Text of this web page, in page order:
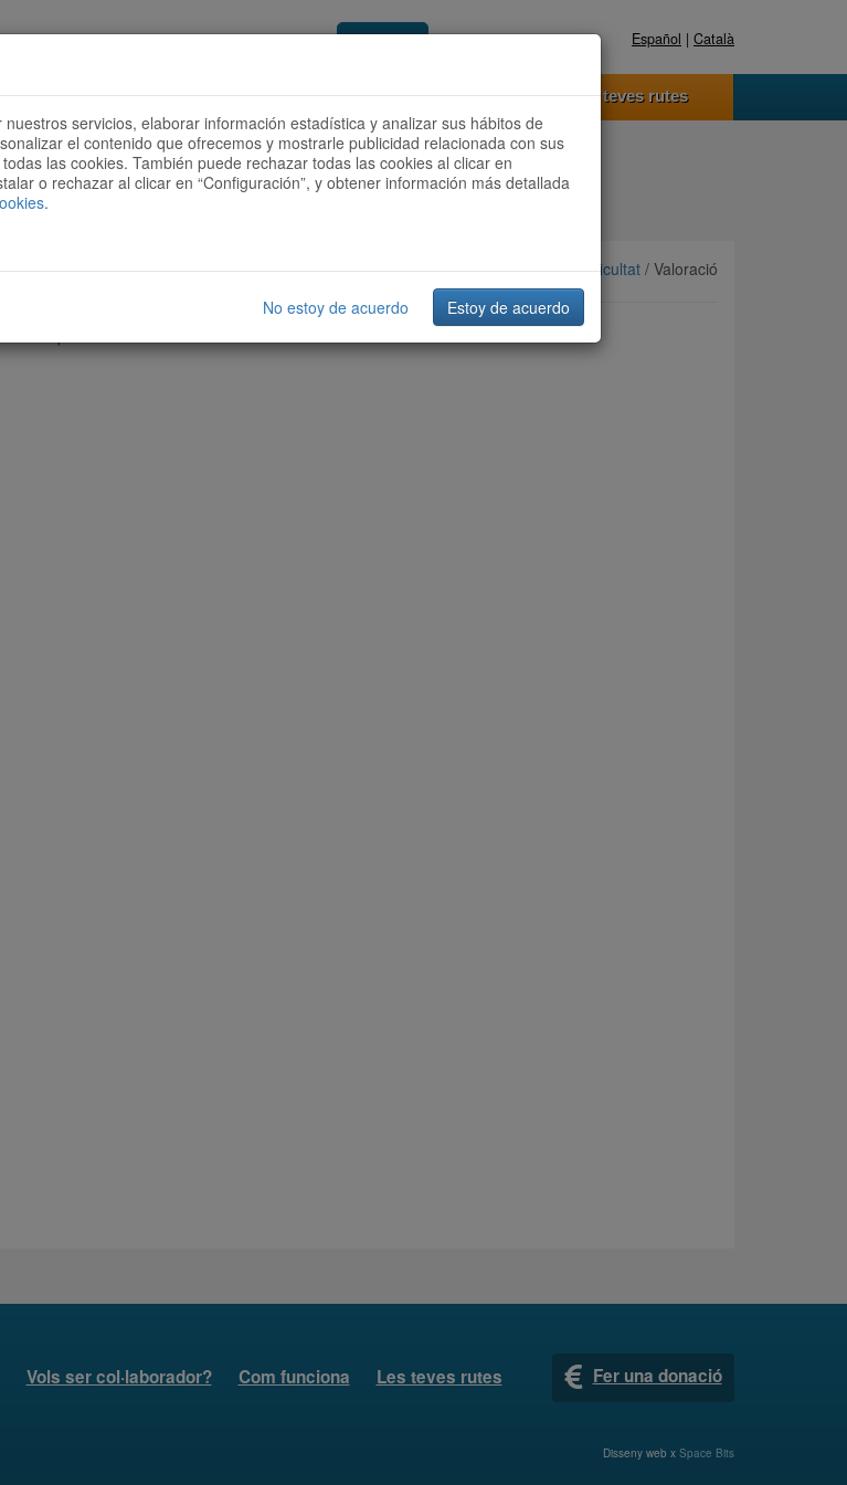
Accedeix Registra't ara Español | Català
Vols ser col·laborador? Com funciona Les teves rutes
Ordenar per:Més recents/Dificultat / Valoració
Vols ser col·laborador? Com funciona Les teves rutes Fer una donació
Disseny web x Space Bits
servicios, elaborar información estadística y analizar sus hábitos de
el contenido que ofrecemos y mostrarle publicidad relacionada con sus
las cookies. También puede rechazar todas las cookies al clicar en
o rechazar al clicar en “Configuración”, y obtener información más detallada
.
No estoy de acuerdo Estoy de acuerdo